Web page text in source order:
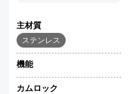
主材質
ステンレス
機能
カムロック